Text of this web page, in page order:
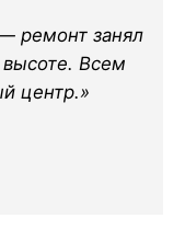
ремонт занял
Всем
центр.»